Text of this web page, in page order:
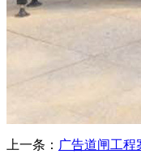
上一条： 广告道闸工程